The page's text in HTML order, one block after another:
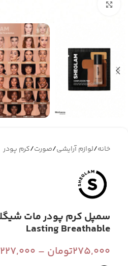
خانه/لوازم آرایشی/صورت/کرم پودر
Lasting Breathable
275,000تومان –
227,000